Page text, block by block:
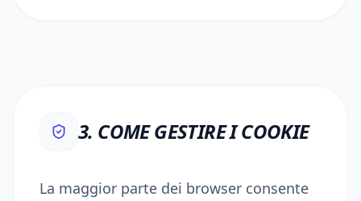
3. COME GESTIRE I COOKIE
La maggior parte dei browser consente